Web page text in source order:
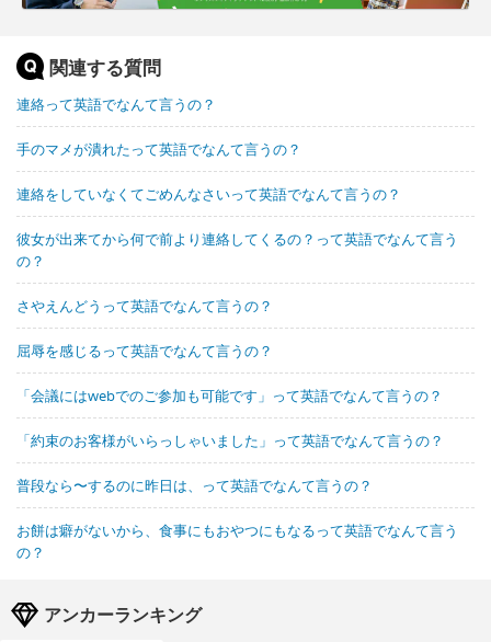
関連する質問
連絡って英語でなんて言うの？
手のマメが潰れたって英語でなんて言うの？
連絡をしていなくてごめんなさいって英語でなんて言うの？
彼女が出来てから何で前より連絡してくるの？って英語でなんて言う
の？
さやえんどうって英語でなんて言うの？
屈辱を感じるって英語でなんて言うの？
「会議にはwebでのご参加も可能です」って英語でなんて言うの？
「約束のお客様がいらっしゃいました」って英語でなんて言うの？
普段なら〜するのに昨日は、って英語でなんて言うの？
お餅は癖がないから、食事にもおやつにもなるって英語でなんて言う
の？
アンカーランキング